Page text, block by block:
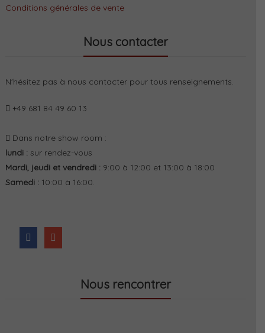
Conditions générales de vente
Nous contacter
N'hésitez pas à nous contacter pour tous renseignements.
+49 681 84 49 60 13
Dans notre show room :
lundi : sur rendez-vous
Mardi, jeudi et vendredi : 9:00 à 12:00 et 13:00 à 18:00
Samedi : 10:00 à 16:00.
Nous rencontrer